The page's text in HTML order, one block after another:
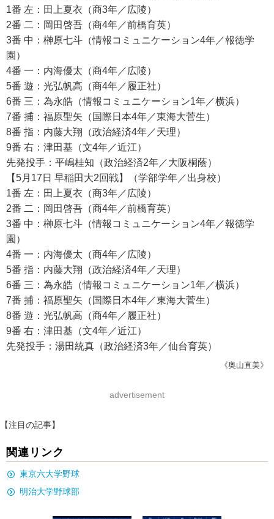
1番 左：田上夏衣（商3年／広陵）
2番 二：岡田啓吾（商4年／前橋育英）
3番 中：榊原七斗（情報コミュニケーション4年／報徳学
園）
4番 一：内海優太（商4年／広陵）
5番 遊：光弘帆高（商4年／履正社）
6番 三：為永皓（情報コミュニケーション1年／横浜）
7番 捕：福原聖矢（国際日本4年／東海大菅生）
8番 指：内藤大翔（政治経済4年／天理）
9番 右：津田基（文4年／近江）
先発投手：平嶋桂知（政治経済2年／大阪桐蔭）
【5月17日 早稲田大2回戦】（学部学年／出身校）
1番 左：田上夏衣（商3年／広陵）
2番 二：岡田啓吾（商4年／前橋育英）
3番 中：榊原七斗（情報コミュニケーション4年／報徳学
園）
4番 一：内海優太（商4年／広陵）
5番 指：内藤大翔（政治経済4年／天理）
6番 三：為永皓（情報コミュニケーション1年／横浜）
7番 捕：福原聖矢（国際日本4年／東海大菅生）
8番 遊：光弘帆高（商4年／履正社）
9番 右：津田基（文4年／近江）
先発投手：湯田統真（政治経済3年／仙台育英）
《奥山直美》
advertisement
【注目の記事】
関連リンク
東京六大学野球
明治大学野球部